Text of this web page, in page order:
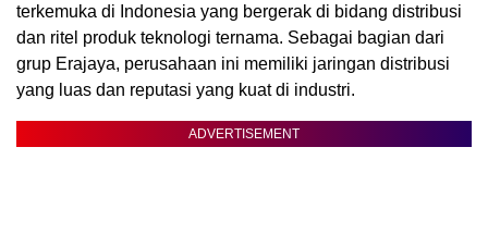
terkemuka di Indonesia yang bergerak di bidang distribusi
dan ritel produk teknologi ternama. Sebagai bagian dari
grup Erajaya, perusahaan ini memiliki jaringan distribusi
yang luas dan reputasi yang kuat di industri.
ADVERTISEMENT